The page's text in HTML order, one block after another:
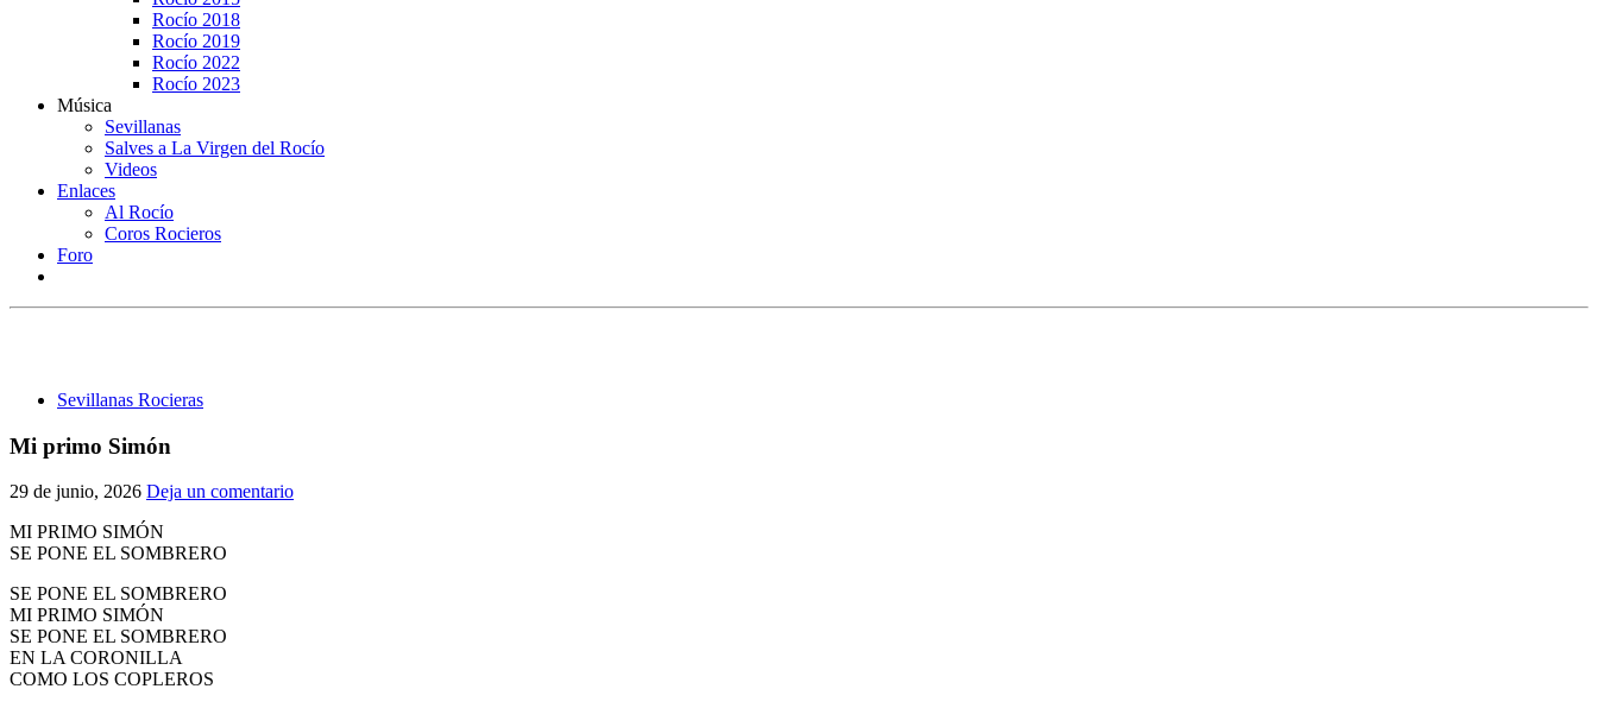
Rocío 2018
Rocío 2019
Rocío 2022
Rocío 2023
Música
Sevillanas
Salves a La Virgen del Rocío
Videos
Enlaces
Al Rocío
Coros Rocieros
Foro
Sevillanas Rocieras
Mi primo Simón
29 de junio, 2026 Deja un comentario
MI PRIMO SIMÓN
SE PONE EL SOMBRERO
SE PONE EL SOMBRERO
MI PRIMO SIMÓN
SE PONE EL SOMBRERO
EN LA CORONILLA
COMO LOS COPLEROS